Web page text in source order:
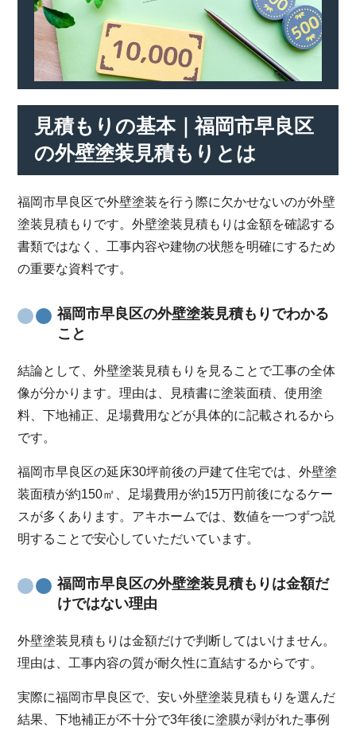
見積もりの基本｜福岡市早良区
の外壁塗装見積もりとは
福岡市早良区で外壁塗装を行う際に欠かせないのが外壁
塗装見積もりです。外壁塗装見積もりは金額を確認する
書類ではなく、工事内容や建物の状態を明確にするため
の重要な資料です。
福岡市早良区の外壁塗装見積もりでわかる
こと
結論として、外壁塗装見積もりを見ることで工事の全体
像が分かります。理由は、見積書に塗装面積、使用塗
料、下地補正、足場費用などが具体的に記載されるから
です。
福岡市早良区の延床30坪前後の戸建て住宅では、外壁塗
装面積が約150㎡、足場費用が約15万円前後になるケー
スが多くあります。アキホームでは、数値を一つずつ説
明することで安心していただいています。
福岡市早良区の外壁塗装見積もりは金額だ
けではない理由
外壁塗装見積もりは金額だけで判断してはいけません。
理由は、工事内容の質が耐久性に直結するからです。
実際に福岡市早良区で、安い外壁塗装見積もりを選んだ
結果、下地補正が不十分で3年後に塗膜が剥がれた事例